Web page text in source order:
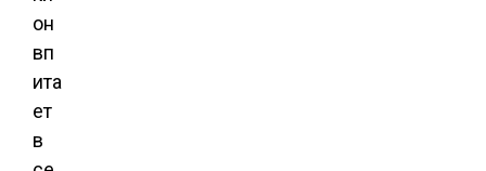
он
вп
ита
ет
в